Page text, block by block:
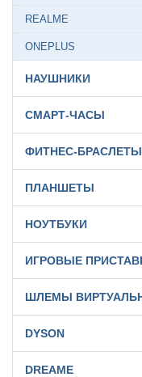
REALME
ONEPLUS
НАУШНИКИ
СМАРТ-ЧАСЫ
ФИТНЕС-БРАСЛЕТЫ
ПЛАНШЕТЫ
НОУТБУКИ
ИГРОВЫЕ
ШЛЕМЫ
DYSON
DREAME